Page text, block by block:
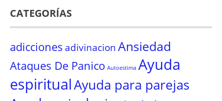
CATEGORÍAS
adicciones adivinacionAnsiedad
Ataques De Panico Autoestima Ayuda
espiritualAyuda para parejas